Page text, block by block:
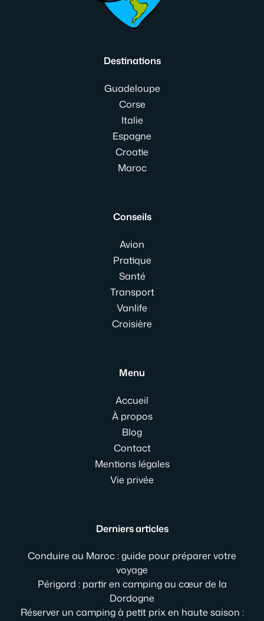
Destinations
Guadeloupe
Corse
Italie
Espagne
Croatie
Maroc
Conseils
Avion
Pratique
Santé
Transport
Vanlife
Croisière
Menu
Accueil
À propos
Blog
Contact
Mentions légales
Vie privée
Derniers articles
Conduire au Maroc : guide pour préparer votre
voyage
Périgord : partir en camping au cœur de la
Dordogne
Réserver un camping à petit prix en haute saison :